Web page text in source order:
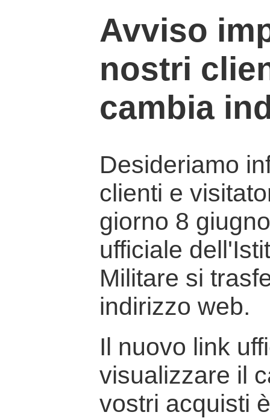
Avviso
nostri
cambia
Desideriamo
clienti e
giorno 8
ufficiale
Militare si
indirizzo web.
Il nuovo link
visualizzare il
vostri acquisti